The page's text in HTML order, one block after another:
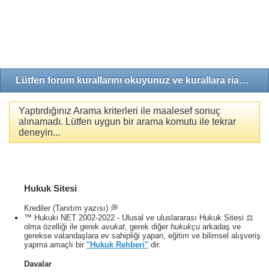
Lütfen forum kurallarını okuyunuz ve kurallara riayet ediniz!
Yaptırdığınız Arama kriterleri ile maalesef sonuç
alınamadı. Lütfen uygun bir arama komutu ile tekrar
deneyin...
Hukuk Sitesi
Krediler (Tanıtım yazısı) 💭
™ Hukuki NET 2002-2022 - Ulusal ve uluslararası Hukuk Sitesi ⚖️
olma özelliği ile gerek avukat , gerek diğer hukukçu arkadaş ve
gerekse vatandaşlara ev sahipliği yapan, eğitim ve bilimsel alışveriş
yapma amaçlı bir "Hukuk Rehberi" dir.
Davalar